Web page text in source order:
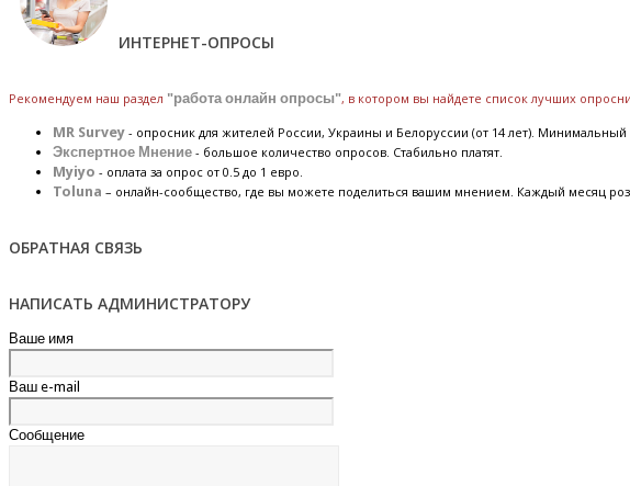
ИНТЕРНЕТ-ОПРОСЫ
Рекомендуем наш раздел "работа онлайн опросы", в котором вы найдете список лучших
MR Survey - опросник для жителей России, Украины и Белоруссии (от 14 лет). Минимальный
Экспертное Мнение - большое количество опросов. Стабильно платят.
Myiyo - оплата за опрос от 0.5 до 1 евро.
Toluna – онлайн-сообщество, где вы можете поделиться вашим мнением. Каждый месяц
ОБРАТНАЯ СВЯЗЬ
НАПИСАТЬ АДМИНИСТРАТОРУ
Ваше имя
Ваш e-mail
Сообщение